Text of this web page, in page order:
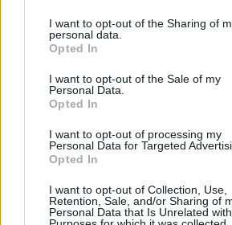
not limited to your visit or usage
grant or deny consent to Google and its
use your data for below specified
consent section.
I want to opt-out of the Sharing of
personal data.
Opted In
I want to opt-out of the Sale of my
Personal Data.
Opted In
I want to opt-out of processing my
Personal Data for Targeted
Opted In
I want to opt-out of Collection, Use,
Retention, Sale, and/or Sharing of
Personal Data that Is Unrelated
Θηλασμός: Το «θαύμα» των πρώτων
συμβαίνει στον εγκέφαλο του μωρού